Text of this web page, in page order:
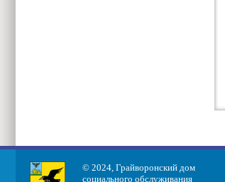
© 2024, Грайворонский дом
социального обслуживания